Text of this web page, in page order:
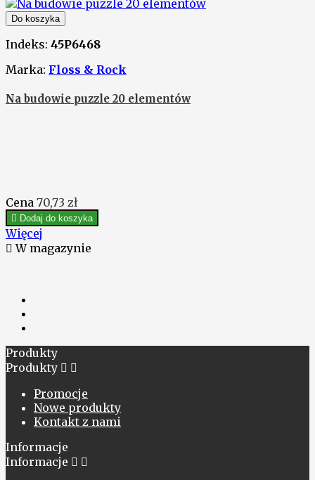
Do koszyka
Indeks: 45P6468
Marka: Floss & Rock
Na budowie puzzle 20 elementów
Cena 70,73 zł
 Dodaj do koszyka
Więcej
 W magazynie
Produkty
Produkty  
Promocje
Nowe produkty
Kontakt z nami
Informacje
Informacje  